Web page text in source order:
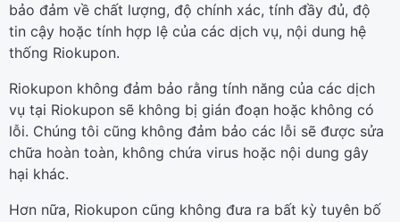
bảo đảm về chất lượng, độ chính xác, tính đầy đủ, độ
tin cậy hoặc tính hợp lệ của các dịch vụ, nội dung hệ
thống Riokupon.
Riokupon không đảm bảo rằng tính năng của các dịch
vụ tại Riokupon sẽ không bị gián đoạn hoặc không có
lỗi. Chúng tôi cũng không đảm bảo các lỗi sẽ được sửa
chữa hoàn toàn, không chứa virus hoặc nội dung gây
hại khác.
Hơn nữa, Riokupon cũng không đưa ra bất kỳ tuyên bố